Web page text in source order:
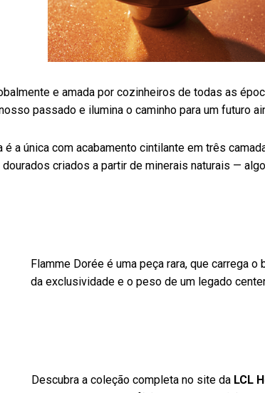
e amada por cozinheiros de todas as
passado e ilumina o caminho para um futuro
é a única com acabamento cintilante em três
criados a partir de minerais naturais —
Flamme Dorée é uma peça rara, que carrega o
da exclusividade e o peso de um legado
Descubra a coleção completa no site da LCL